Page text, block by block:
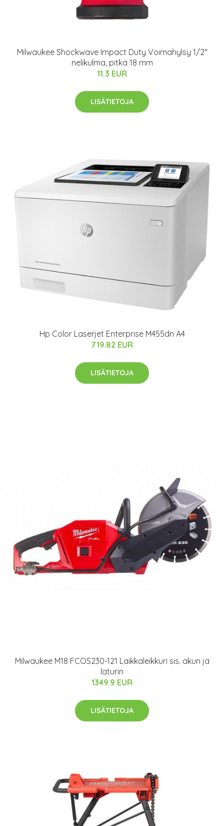
Milwaukee Shockwave Impact Duty Voimahylsy 1/2"
nelikulma, pitkä 18 mm
11.3 EUR
LISÄTIETOJA
Hp Color Laserjet Enterprise M455dn A4
719.82 EUR
LISÄTIETOJA
Milwaukee M18 FCOS230-121 Laikkaleikkuri sis. akun ja
laturin
1349.9 EUR
LISÄTIETOJA